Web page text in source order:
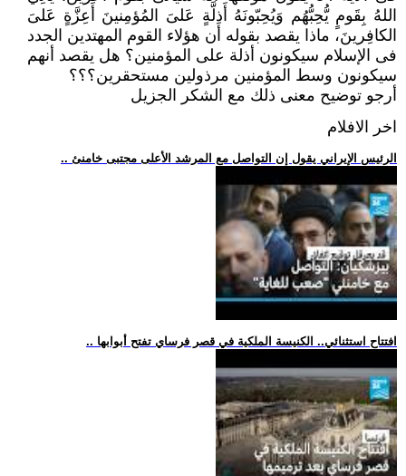
اللهُ بِقَومٍ يُّحِبُّهُم وَيُحِبّونَهُ أَذِلَّةٍ عَلىَ المُؤمِنينَ أَعِزَّةٍ عَلىَ
الكافِرينَ، ماذا يقصد بقوله أن هؤلاء القوم المهتدين الجدد
فى الإسلام سيكونون أذلة على المؤمنين؟ هل يقصد أنهم
سيكونون وسط المؤمنين مرذولين مستحقرين؟؟؟
أرجو توضيح معنى ذلك مع الشكر الجزيل
اخر الافلام
.. الرئيس الإيراني يقول إن التواصل مع المرشد الأعلى مجتبى خامنئ
.. افتتاح استثنائي.. الكنيسة الملكية في قصر فرساي تفتح أبوابها